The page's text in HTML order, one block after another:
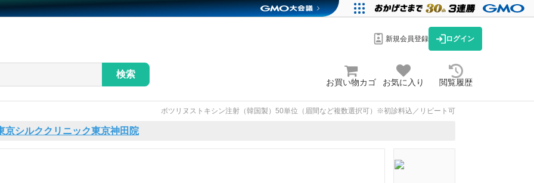
新規会員登録 ログイン
検索
お買い物カゴ お気に入り 閲覧履歴
ボツリヌストキシン注射（韓国製）50単位（眉間など複数選択可）※初診料込／リピート可
京シルククリニック東京神田院